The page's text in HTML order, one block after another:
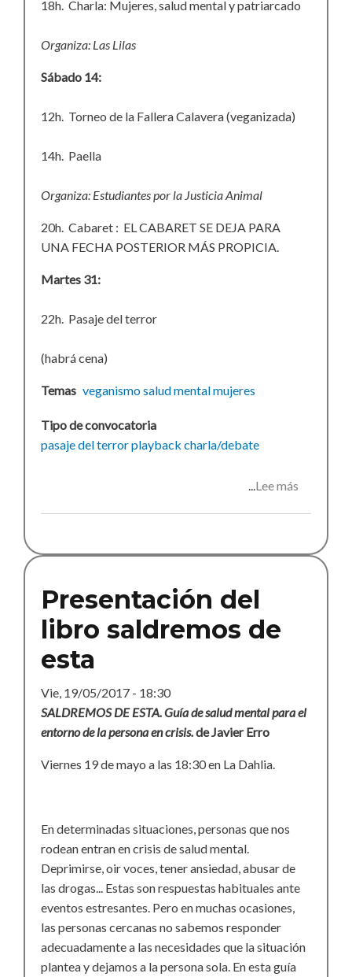
de
18h. Charla: Mujeres, salud mental y patriarcado
Organiza: Las Lilas
Sábado 14:
12h. Torneo de la Fallera Calavera (veganizada)
14h. Paella
Organiza: Estudiantes por la Justicia Animal
20h. Cabaret : EL CABARET SE DEJA PARA
UNA FECHA POSTERIOR MÁS PROPICIA.
Martes 31:
22h. Pasaje del terror
(habrá cena)
Temas veganismosalud mentalmujeres
Tipo de convocatoria
pasaje del terrorplayback charla/debate
Lee más
octubre
Presentación del
libro saldremos de
esta
Vie, 19/05/2017 - 18:30
SALDREMOS DE ESTA. Guía de salud mental para el
entorno de la persona en crisis.de Javier Erro
Viernes 19 de mayo a las 18:30 en La Dahlia.
En determinadas situaciones, personas que nos
rodean entran en crisis de salud mental.
Deprimirse, oir voces, tener ansiedad, abusar de
las drogas... Estas son respuestas habituales ante
eventos estresantes. Pero en muchas ocasiones,
las personas cercanas no sabemos responder
adecuadamente a las necesidades que la situación
plantea y dejamos a la persona sola. En esta guía